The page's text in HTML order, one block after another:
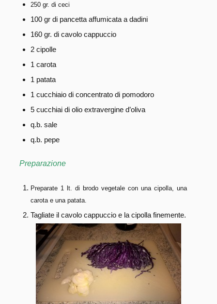
250 gr. di ceci
100 gr di pancetta affumicata a dadini
160 gr. di cavolo cappuccio
2 cipolle
1 carota
1 patata
1 cucchiaio di concentrato di pomodoro
5 cucchiai di olio extravergine d’oliva
q.b. sale
q.b. pepe
Preparazione
Preparate 1 lt. di brodo vegetale con una cipolla, una
carota e una patata.
Tagliate il cavolo cappuccio e la cipolla finemente.